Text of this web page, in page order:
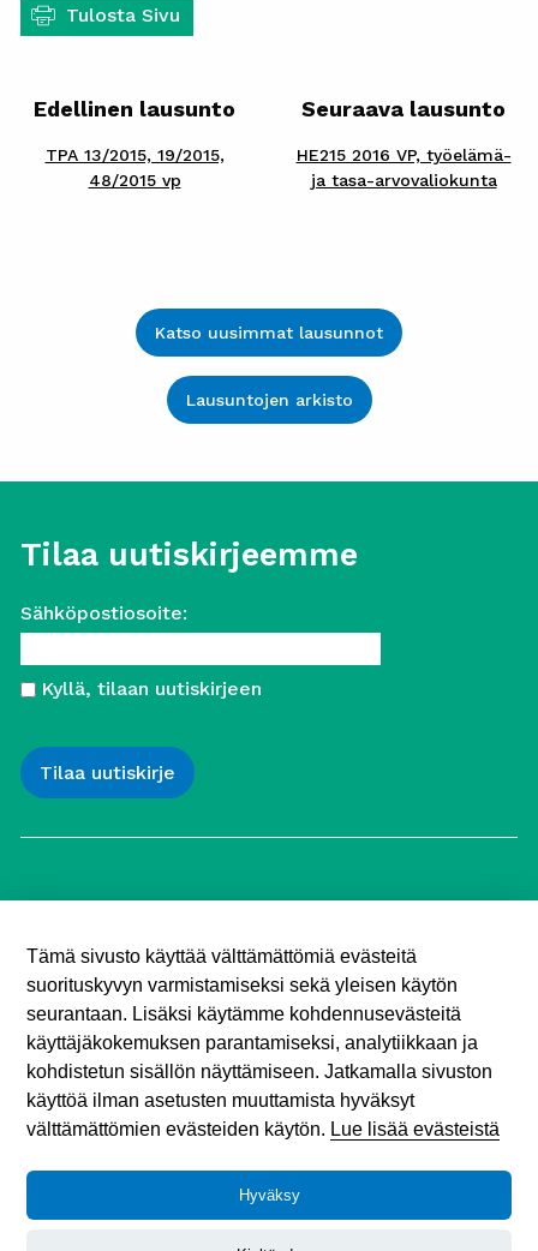
Tulosta Sivu
Edellinen lausunto
TPA 13/2015, 19/2015,
48/2015 vp
Seuraava lausunto
HE215 2016 VP, työelämä-
ja tasa-arvovaliokunta
Katso uusimmat lausunnot
Lausuntojen arkisto
Tilaa uutiskirjeemme
Sähköpostiosoite:
Kyllä, tilaan uutiskirjeen
00100 Helsinki
Puh. 040 547 7090
toimisto (@) tyottomat.fi
Y-tunnus: 1003909-9
Tämä sivusto käyttää välttämättömiä evästeitä
suorituskyvyn varmistamiseksi sekä yleisen käytön
seurantaan. Lisäksi käytämme kohdennusevästeitä
käyttäjäkokemuksen parantamiseksi, analytiikkaan ja
kohdistetun sisällön näyttämiseen. Jatkamalla sivuston
käyttöä ilman asetusten muuttamista hyväksyt
välttämättömien evästeiden käytön. Lue lisää evästeistä
Hyväksy